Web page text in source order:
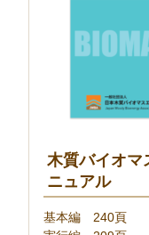
木質バイオマ
ニュアル
基本編 240頁